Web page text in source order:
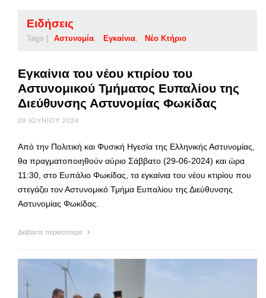
Ειδήσεις
Tags | Αστυνομία Εγκαίνια Νέο Κτήριο
Εγκαίνια του νέου κτιρίου του
Αστυνομικού Τμήματος Ευπαλίου της
Διεύθυνσης Αστυνομίας Φωκίδας
28 ΙΟΥΝΊΟΥ 2024
Από την Πολιτική και Φυσική Ηγεσία της Ελληνικής Αστυνομίας,
θα πραγματοποιηθούν αύριο Σάββατο (29-06-2024) και ώρα
11:30, στο Ευπάλιο Φωκίδας, τα εγκαίνια του νέου κτιρίου που
στεγάζει τον Αστυνομικό Τμήμα Ευπαλίου της Διεύθυνσης
Αστυνομίας Φωκίδας.
Διαβάστε περισσότερα